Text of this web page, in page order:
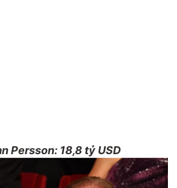
Persson: 18,8 tỷ USD